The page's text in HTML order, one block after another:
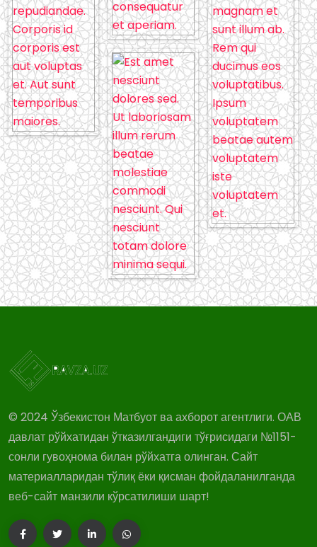
© 2024 Ўзбекистон Матбуот ва ахборот агентлиги. ОАВ
давлат рўйхатидан ўтказилгандиги тўғрисидаги №1151-
сонли гувоҳнома билан рўйхатга олинган. Сайт
материалларидан тўлиқ ёки қисман фойдаланилганда
веб-сайт манзили кўрсатилиши шарт!